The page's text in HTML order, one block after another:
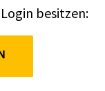
besitzen: